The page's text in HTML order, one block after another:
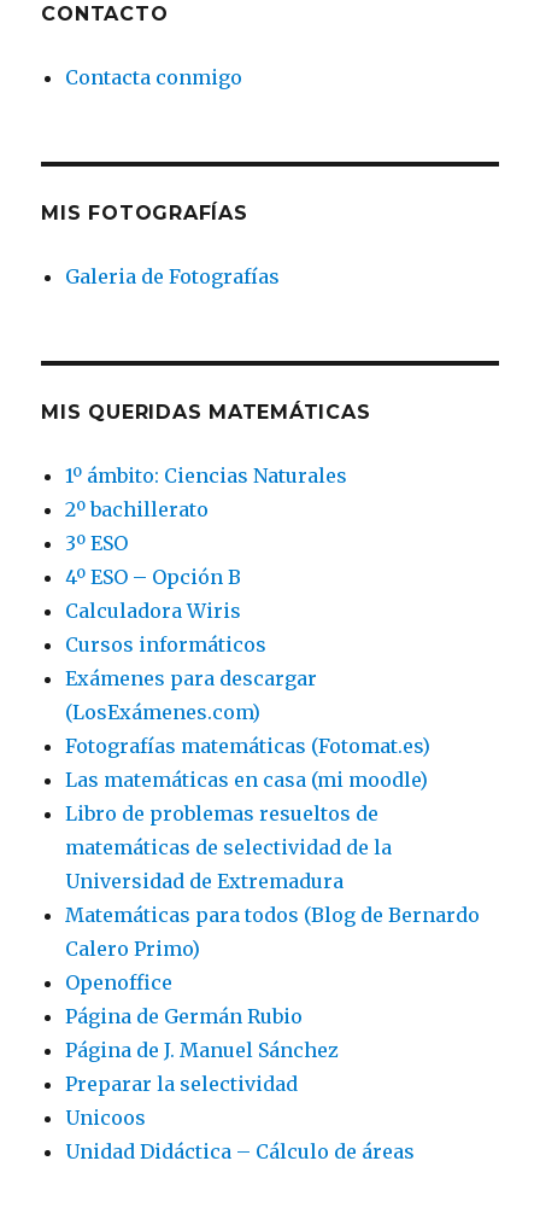
CONTACTO
Contacta conmigo
MIS FOTOGRAFÍAS
Galeria de Fotografías
MIS QUERIDAS MATEMÁTICAS
1º ámbito: Ciencias Naturales
2º bachillerato
3º ESO
4º ESO – Opción B
Calculadora Wiris
Cursos informáticos
Exámenes para descargar
(LosExámenes.com)
Fotografías matemáticas (Fotomat.es)
Las matemáticas en casa (mi moodle)
Libro de problemas resueltos de
matemáticas de selectividad de la
Universidad de Extremadura
Matemáticas para todos (Blog de Bernardo
Calero Primo)
Openoffice
Página de Germán Rubio
Página de J. Manuel Sánchez
Preparar la selectividad
Unicoos
Unidad Didáctica – Cálculo de áreas